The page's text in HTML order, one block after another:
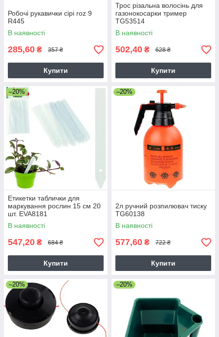
Робочі рукавички сірі roz 9
R445
В наявності
285,60 ₴ 357 ₴
Купити
Трос різальна волосінь для
газонокосарки тример
TG53514
В наявності
502,40 ₴ 628 ₴
Купити
–20%
Етикетки таблички для
маркування рослин 15 см 20
шт. EVA8181
В наявності
547,20 ₴ 684 ₴
Купити
–20%
2л ручний розпилювач тиску
TG60138
В наявності
577,60 ₴ 722 ₴
Купити
–20% –20%